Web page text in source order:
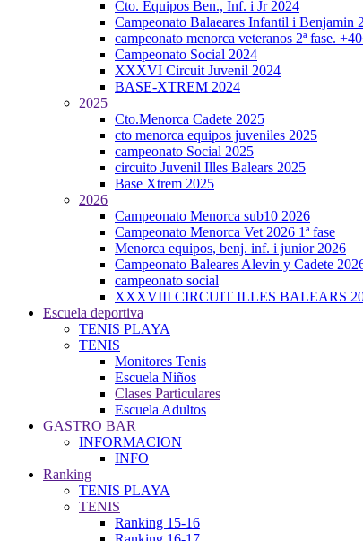
Cto. Equipos Ben., Inf. i Jr 2024
Campeonato Balaeares Infantil i Benjamin
campeonato menorca veteranos 2ª fase.
Campeonato Social 2024
XXXVI Circuit Juvenil 2024
BASE-XTREM 2024
2025
Cto.Menorca Cadete 2025
cto menorca equipos juveniles 2025
campeonato Social 2025
circuito Juvenil Illes Balears 2025
Base Xtrem 2025
2026
Campeonato Menorca sub10 2026
Campeonato Menorca Vet 2026 1ª fase
Menorca equipos, benj. inf. i junior 2026
Campeonato Baleares Alevin y Cadete
campeonato social
XXXVIII CIRCUIT ILLES BALEARS
Escuela deportiva
TENIS PLAYA
TENIS
Monitores Tenis
Escuela Niños
Clases Particulares
Escuela Adultos
GASTRO BAR
INFORMACION
INFO
Ranking
TENIS PLAYA
TENIS
Ranking 15-16